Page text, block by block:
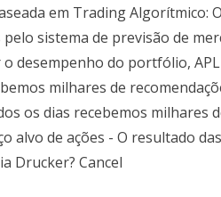
em Trading Algorítmico:
sistema de previsão de
desempenho do portfólio,
milhares de
os dias recebemos milhares
alvo de ações - O resultado
Drucker? Cancel